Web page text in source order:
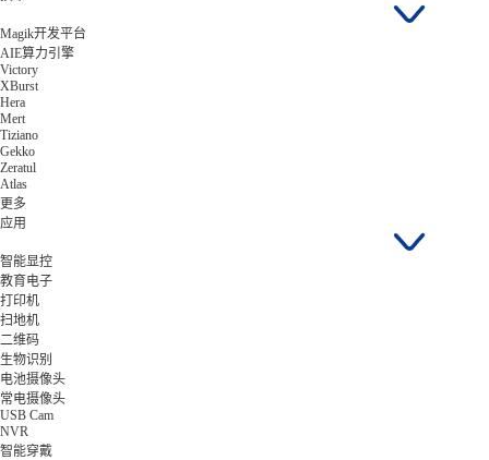
Magik开发平台
AIE算力引擎
Victory
XBurst
Hera
Mert
Tiziano
Gekko
Zeratul
Atlas
更多
应用
智能显控
教育电子
打印机
扫地机
二维码
生物识别
电池摄像头
常电摄像头
USB Cam
NVR
智能穿戴